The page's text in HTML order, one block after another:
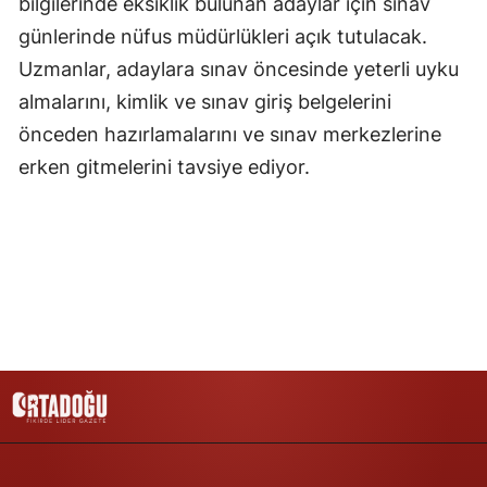
Yalova
Kilis
Osmaniye
günlerinde nüfus müdürlükleri açık tutulacak.
Uzmanlar, adaylara sınav öncesinde yeterli uyku
almalarını, kimlik ve sınav giriş belgelerini
önceden hazırlamalarını ve sınav merkezlerine
erken gitmelerini tavsiye ediyor.